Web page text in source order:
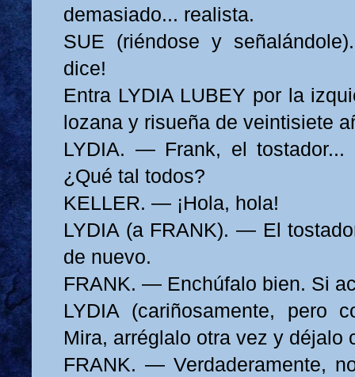
demasiado... realista.
SUE (riéndose y
dice!
Entra LYDIA LUBEY por la
lozana y risueña de veintisiete
LYDIA. — Frank, el tostador...
¿Qué tal todos?
KELLER. — ¡Hola, hola!
LYDIA (a FRANK). — El
de nuevo.
FRANK. — Enchúfalo bien. Si
LYDIA (cariñosamente, pero
Mira, arréglalo otra vez y déjalo
FRANK. — Verdaderamente,